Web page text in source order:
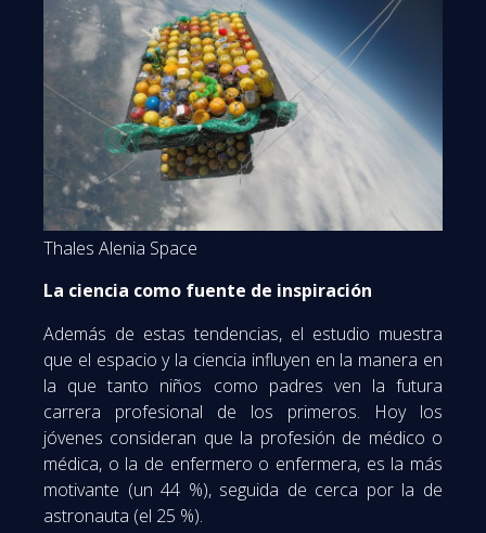
Thales Alenia Space
La ciencia como fuente de inspiración
Además de estas tendencias, el estudio muestra
que el espacio y la ciencia influyen en la manera en
la que tanto niños como padres ven la futura
carrera profesional de los primeros. Hoy los
jóvenes consideran que la profesión de médico o
médica, o la de enfermero o enfermera, es la más
motivante (un 44 %), seguida de cerca por la de
astronauta (el 25 %).